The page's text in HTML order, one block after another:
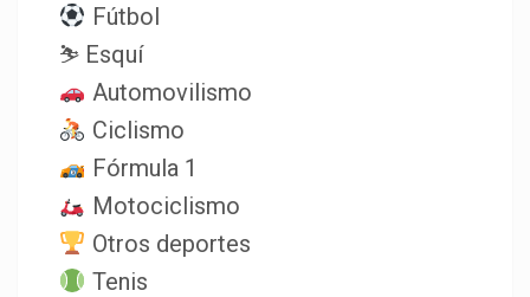
Fútbol
⛷️ Esquí
Automovilismo
Ciclismo
Fórmula 1
Motociclismo
Otros deportes
Tenis